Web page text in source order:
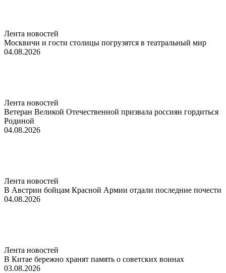
Лента новостей
Москвичи и гости столицы погрузятся в театральный мир
04.08.2026
Лента новостей
Ветеран Великой Отечественной призвала россиян гордиться
Родиной
04.08.2026
Лента новостей
В Австрии бойцам Красной Армии отдали последние почести
04.08.2026
Лента новостей
В Китае бережно хранят память о советских воинах
03.08.2026